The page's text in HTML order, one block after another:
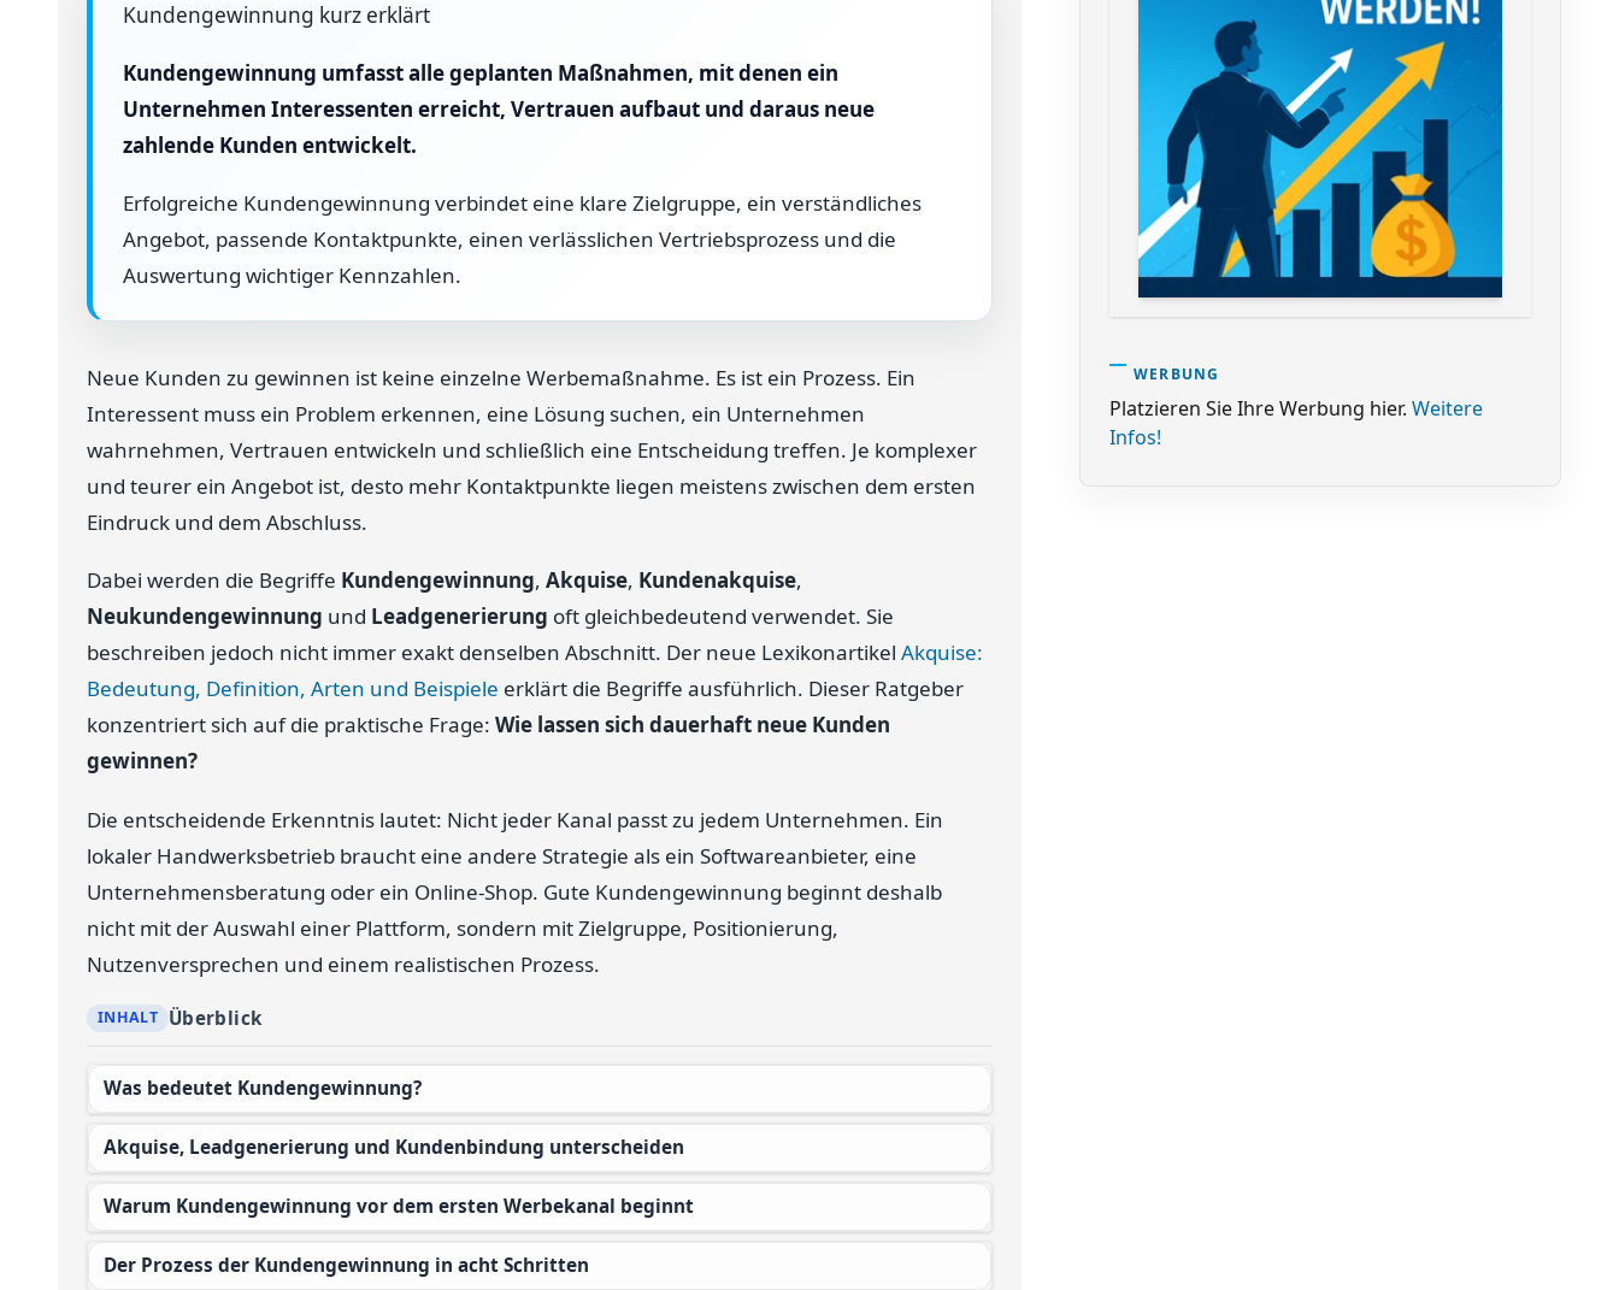
Kundengewinnung kurz erklärt
Kundengewinnung umfasst alle geplanten Maßnahmen, mit denen ein
Unternehmen Interessenten erreicht, Vertrauen aufbaut und daraus neue
zahlende Kunden entwickelt.
Erfolgreiche Kundengewinnung verbindet eine klare Zielgruppe, ein verständliches
Angebot, passende Kontaktpunkte, einen verlässlichen Vertriebsprozess und die
Auswertung wichtiger Kennzahlen.
Neue Kunden zu gewinnen ist keine einzelne Werbemaßnahme. Es ist ein Prozess. Ein
Interessent muss ein Problem erkennen, eine Lösung suchen, ein Unternehmen
wahrnehmen, Vertrauen entwickeln und schließlich eine Entscheidung treffen. Je komplexer
und teurer ein Angebot ist, desto mehr Kontaktpunkte liegen meistens zwischen dem ersten
Eindruck und dem Abschluss.
Dabei werden die Begriffe Kundengewinnung, Akquise, Kundenakquise,
Neukundengewinnung und Leadgenerierung oft gleichbedeutend verwendet. Sie
beschreiben jedoch nicht immer exakt denselben Abschnitt. Der neue Lexikonartikel Akquise:
Bedeutung, Definition, Arten und Beispiele erklärt die Begriffe ausführlich. Dieser Ratgeber
konzentriert sich auf die praktische Frage: Wie lassen sich dauerhaft neue Kunden
gewinnen?
Die entscheidende Erkenntnis lautet: Nicht jeder Kanal passt zu jedem Unternehmen. Ein
lokaler Handwerksbetrieb braucht eine andere Strategie als ein Softwareanbieter, eine
Unternehmensberatung oder ein Online-Shop. Gute Kundengewinnung beginnt deshalb
nicht mit der Auswahl einer Plattform, sondern mit Zielgruppe, Positionierung,
Nutzenversprechen und einem realistischen Prozess.
Überblick
Was bedeutet Kundengewinnung?
Akquise, Leadgenerierung und Kundenbindung unterscheiden
Warum Kundengewinnung vor dem ersten Werbekanal beginnt
Der Prozess der Kundengewinnung in acht Schritten
WERBUNG
Platzieren Sie Ihre Werbung hier. Weitere
Infos!